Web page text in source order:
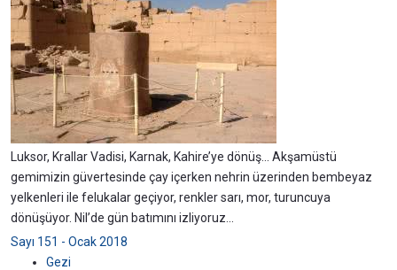
Luksor, Krallar Vadisi, Karnak, Kahire’ye dönüş... Akşamüstü
gemimizin güvertesinde çay içerken nehrin üzerinden bembeyaz
yelkenleri ile felukalar geçiyor, renkler sarı, mor, turuncuya
dönüşüyor. Nil’de gün batımını izliyoruz...
Sayı 151 - Ocak 2018
Gezi